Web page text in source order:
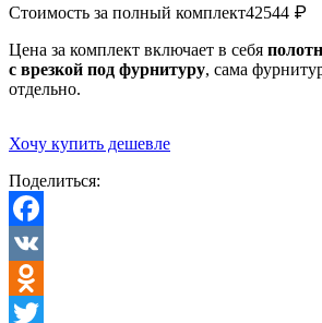
Стоимость за полный комплект42544 ₽
Цена за комплект включает в себя
с врезкой под фурнитуру, сама
отдельно.
Хочу купить дешевле
Поделиться:
Facebook
VK
Odnoklassniki